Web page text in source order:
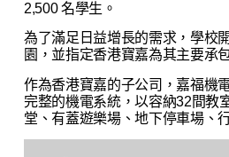
2,500 名學生。
為了滿足日益增長的需求，學校
園，並指定香港寶嘉為其主要承
作為香港寶嘉的子公司，嘉福機
完整的機電系統，以容納32間教
堂、有蓋遊樂場、地下停車場、